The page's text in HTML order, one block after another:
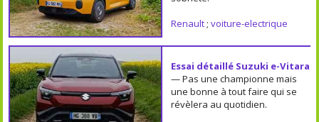
Renault; voiture-electrique
Essai détaillé Suzuki e-Vitara
— Pas une championne mais
une bonne à tout faire qui se
révèlera au quotidien.